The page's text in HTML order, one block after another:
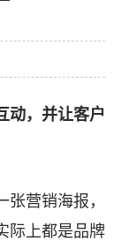
动，并让客户
营销海报，
际上都是品牌